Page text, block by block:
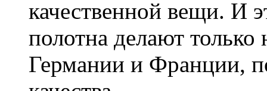
качественной вещи. И
полотна делают
Германии и Франции,